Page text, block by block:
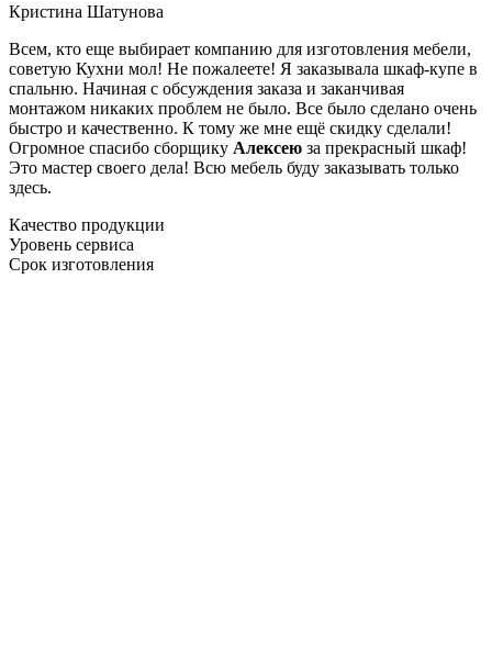
Кристина Шатунова
Всем, кто еще выбирает компанию для изготовления мебели,
советую Кухни мол! Не пожалеете! Я заказывала шкаф-купе в
спальню. Начиная с обсуждения заказа и заканчивая
монтажом никаких проблем не было. Все было сделано очень
быстро и качественно. К тому же мне ещё скидку сделали!
Огромное спасибо сборщику Алексею за прекрасный шкаф!
Это мастер своего дела! Всю мебель буду заказывать только
здесь.
Качество продукции
Уровень сервиса
Срок изготовления